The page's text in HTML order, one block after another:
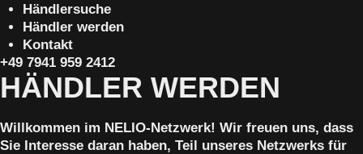
Händlersuche
Händler werden
Kontakt
+49 7941 959 2412
HÄNDLER WERDEN
Willkommen im NELIO-Netzwerk! Wir freuen uns, dass
Sie Interesse daran haben, Teil unseres Netzwerks für